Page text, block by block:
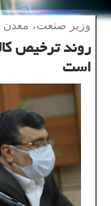
وزیر صنعت، معدن
روند ترخیص
است